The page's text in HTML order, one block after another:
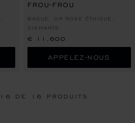
FROU-FROU
BAGUE, OR ROSE ÉTHIQUE,
DIAMANTS
€ 11,600
APPELEZ-NOUS
16 DE 16 PRODUITS